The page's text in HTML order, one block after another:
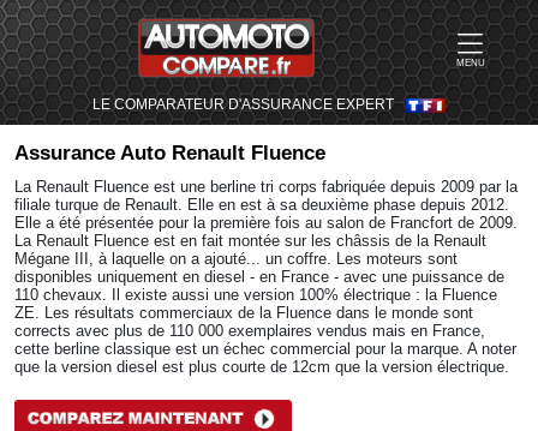
MENU
LE COMPARATEUR D'ASSURANCE EXPERT
Assurance Auto Renault Fluence
La Renault Fluence est une berline tri corps fabriquée depuis 2009 par la
filiale turque de Renault. Elle en est à sa deuxième phase depuis 2012.
Elle a été présentée pour la première fois au salon de Francfort de 2009.
La Renault Fluence est en fait montée sur les châssis de la Renault
Mégane III, à laquelle on a ajouté... un coffre. Les moteurs sont
disponibles uniquement en diesel - en France - avec une puissance de
110 chevaux. Il existe aussi une version 100% électrique : la Fluence
ZE. Les résultats commerciaux de la Fluence dans le monde sont
corrects avec plus de 110 000 exemplaires vendus mais en France,
cette berline classique est un échec commercial pour la marque. A noter
que la version diesel est plus courte de 12cm que la version électrique.